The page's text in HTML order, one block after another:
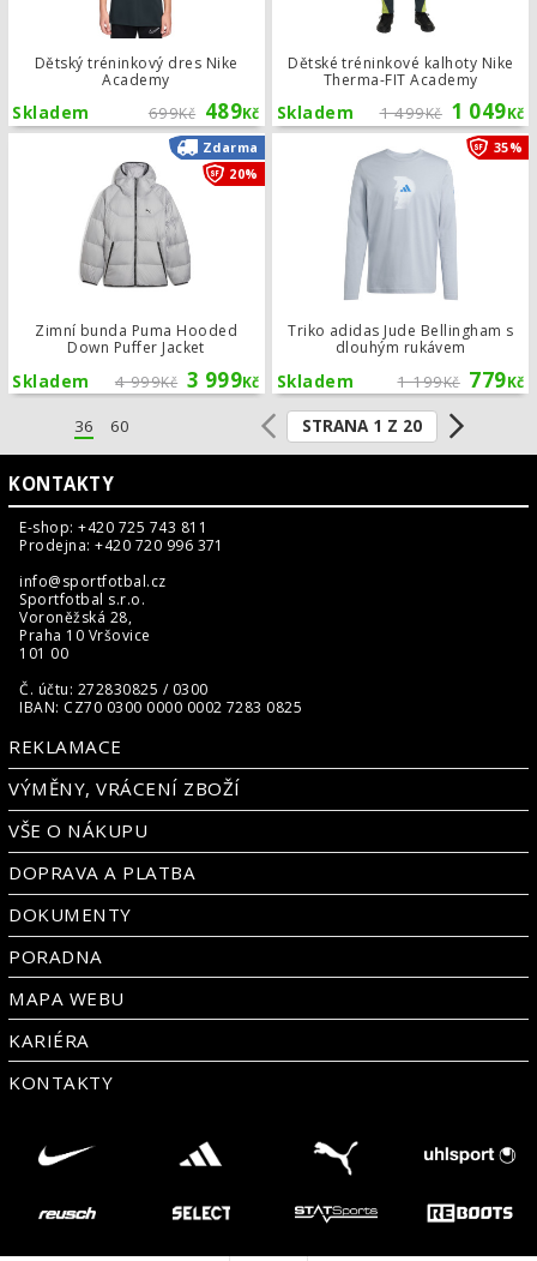
Dětský tréninkový dres Nike
Academy
699Kč 489Kč
Skladem
Dětské tréninkové kalhoty Nike
Therma-FIT Academy
1 499Kč 1 049Kč
Skladem
Zimní bunda Puma Hooded
Down Puffer Jacket
4 999Kč 3 999Kč
Skladem
Zdarma
20%
Zimní bunda Puma Hooded Down
Triko adidas Jude Bellingham s
dlouhým rukávem
1 199Kč 779Kč
Skladem
35%
36 60 STRANA 1 Z 20
KONTAKTY
E-shop: +420 725 743 811
Prodejna: +420 720 996 371
info@sportfotbal.cz
Sportfotbal s.r.o.
Voroněžská 28,
Praha 10 Vršovice
101 00
Č. účtu: 272830825 / 0300
IBAN: CZ70 0300 0000 0002 7283 0825
REKLAMACE
VÝMĚNY, VRÁCENÍ ZBOŽÍ
VŠE O NÁKUPU
DOPRAVA A PLATBA
DOKUMENTY
PORADNA
MAPA WEBU
KARIÉRA
KONTAKTY